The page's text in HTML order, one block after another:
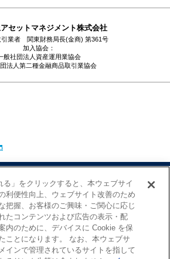
セットマネジメント株式会社
引業者 関東財務局長(金商) 第361号
加入協会：
般社団法人資産運用業協会
法人第二種金融商品取引業協会
合わせ
クッキーの設定
る」をクリックすると、本ウェブサイ
利便性向上、ウェブサイト改善のため
把握、お客様のご興味・ご関心に応じ
たコンテンツおよび広告の表示・配
内のために、デバイスに Cookie を保
ことになります。 なお、本ウェブサ
インで管理されているサイトを指して